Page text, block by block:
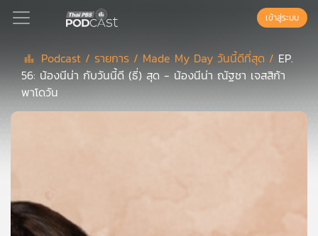
Podcast
เข้าสู่ระบบ
Podcast / รายการ / Made My Day วันนี้ดีที่สุด / EP.
56: น้องนีน่า กับวันนี้ดี (ธี่) สุด - น้องนีน่า ณัฐชา เจสสิก้า
พาโดวัน